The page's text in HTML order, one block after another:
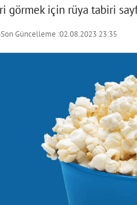
görmek için rüya tabiri
Son Güncelleme :02.08.2023 23:35